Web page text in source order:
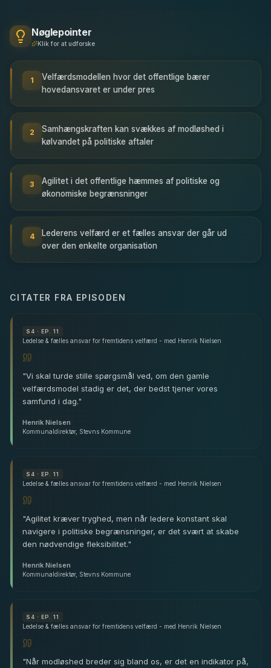
Nøglepointer
Klik for at udforske
1
Velfærdsmodellen hvor det offentlige bærer
hovedansvaret er under pres
2
Samhængskraften kan svækkes af modløshed i
kølvandet på politiske aftaler
3
Agilitet i det offentlige hæmmes af politiske og
økonomiske begrænsninger
4
Lederens velfærd er et fælles ansvar der går ud
over den enkelte organisation
CITATER FRA EPISODEN
S4 · EP. 11
Ledelse & fælles ansvar for fremtidens velfærd - med Henrik Nielsen
"Vi skal turde stille spørgsmål ved, om den gamle
velfærdsmodel stadig er det, der bedst tjener vores
samfund i dag."
Henrik Nielsen
Kommunaldirektør, Stevns Kommune
S4 · EP. 11
Ledelse & fælles ansvar for fremtidens velfærd - med Henrik Nielsen
"Agilitet kræver tryghed, men når ledere konstant skal
navigere i politiske begrænsninger, er det svært at skabe
den nødvendige fleksibilitet."
Henrik Nielsen
Kommunaldirektør, Stevns Kommune
S4 · EP. 11
Ledelse & fælles ansvar for fremtidens velfærd - med Henrik Nielsen
"Når modløshed breder sig bland os, er det en indikator på,